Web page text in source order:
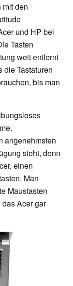
mit den
und HP bei
Tasten
weit entfernt
die Tastaturen
bis man
angenehmsten
steht, denn
einen
Man
Maustasten
Acer gar